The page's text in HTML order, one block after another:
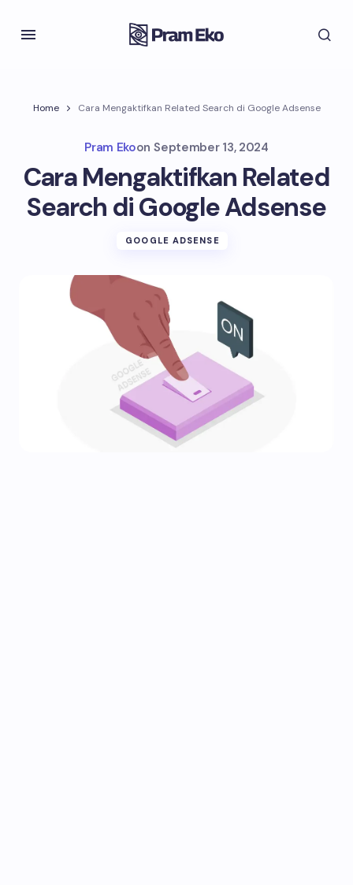
Home Cara Mengaktifkan Related Search di Google Adsense
Pram Ekoon September 13, 2024
Cara Mengaktifkan Related
Search di Google Adsense
GOOGLE ADSENSE